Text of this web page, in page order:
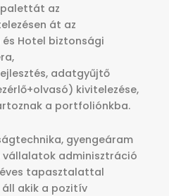
az
át az
Hotel biztonsági
adatgyűjtő
kivitelezése,
a portfoliónkba.
gyengeáram
adminisztráció
tapasztalattal
akik a pozitív